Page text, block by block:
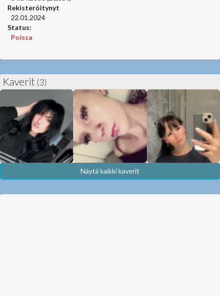
Rekisteröitynyt
22.01.2024
Status:
Poissa
Kaverit (3)
Näytä kaikki kaverit